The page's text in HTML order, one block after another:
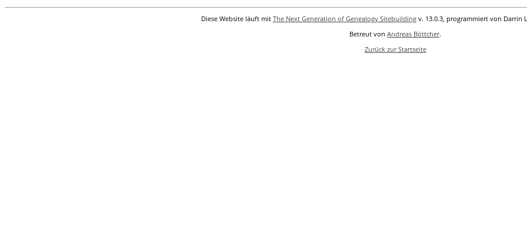
Diese Website läuft mit The Next Generation of Genealogy Sitebuildingv. 13.0.3, programmiert von Darrin
Betreut von Andreas Böttcher.
Zurück zur Startseite